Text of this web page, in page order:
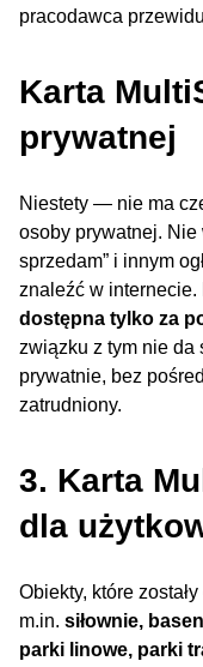
pracodawca
Karta
prywatnej
Niestety — nie ma
osoby prywatnej. Nie
sprzedam” i innym
znaleźć w internecie.
dostępna tylko za
związku z tym nie da
prywatnie, bez
zatrudniony.
3. Karta
dla
Obiekty, które
m.in. siłownie,
parki linowe, parki